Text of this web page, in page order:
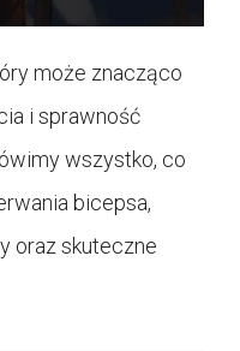
może znacząco
i sprawność
wszystko, co
bicepsa,
oraz skuteczne